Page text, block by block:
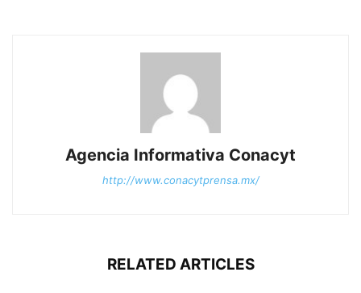
Agencia Informativa Conacyt
http://www.conacytprensa.mx/
RELATED ARTICLES